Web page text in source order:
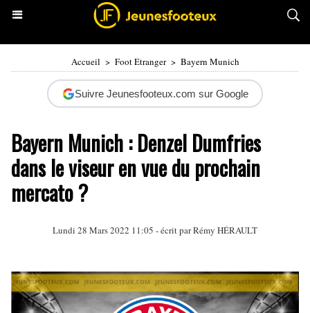
Accueil > Foot Etranger > Bayern Munich
Suivre Jeunesfooteux.com sur Google
Bayern Munich : Denzel Dumfries
dans le viseur en vue du prochain
mercato ?
Lundi 28 Mars 2022 11:05 - écrit parRémy HÉRAULT